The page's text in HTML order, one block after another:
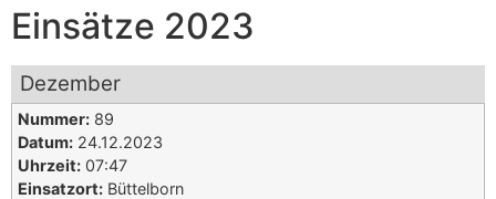
Einsätze 2023
Dezember
Nummer: 89
Datum: 24.12.2023
Uhrzeit: 07:47
Einsatzort: Büttelborn